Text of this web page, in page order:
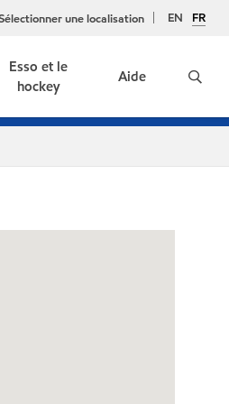
EN FR
une localisation
Esso et le
hockey
Aide